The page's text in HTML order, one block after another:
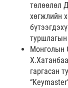
төлөөлөл
хөгжлийн
туршлагын
Монголын
гаргасан